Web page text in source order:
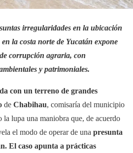
irregularidades en la ubicación
la costa norte de Yucatán expone
corrupción agraria, con
y patrimoniales.
con un terreno de grandes
de Chabihau, comisaría del municipio
la lupa una maniobra que, de acuerdo
el modo de operar de una presunta
El caso apunta a prácticas